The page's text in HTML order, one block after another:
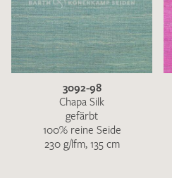
3092-98
Chapa Silk
gefärbt
100% reine Seide
230 g/lfm, 135 cm